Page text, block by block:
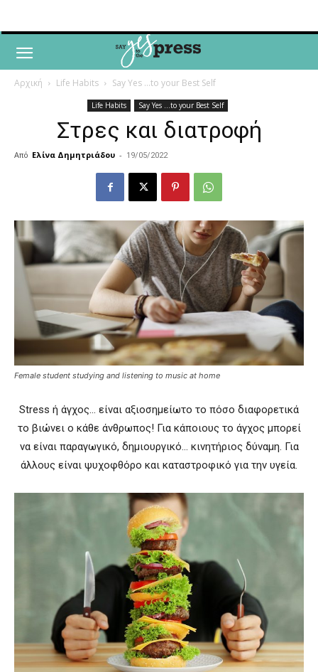
Αρχική Life Habits Say Yes ...to your Best Self
Life Habits Say Yes ...to your Best Self
Στρες και διατροφή
Από Ελίνα Δημητριάδου - 19/05/2022
Female student studying and listening to music at home
Stress ή άγχος… είναι αξιοσημείωτο το πόσο διαφορετικά
το βιώνει ο κάθε άνθρωπος! Για κάποιους το άγχος μπορεί
να είναι παραγωγικό, δημιουργικό… κινητήριος δύναμη. Για
άλλους είναι ψυχοφθόρο και καταστροφικό για την υγεία.